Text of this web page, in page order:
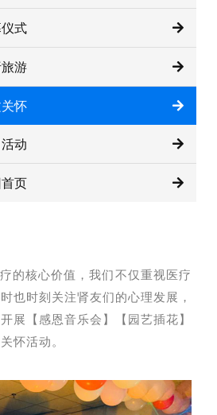
式
游
怀
动
页
的核心价值，我们不仅重视医疗
也时刻关注肾友们的心理发展，
展【感恩音乐会】【园艺插花】
怀活动。